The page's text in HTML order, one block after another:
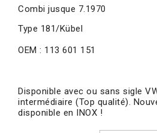
Combi jusque 7.1970
Type 181/Kübel
OEM : 113 601 151
Disponible avec ou sans sigle
intermédiaire (Top qualité).
disponible en INOX !